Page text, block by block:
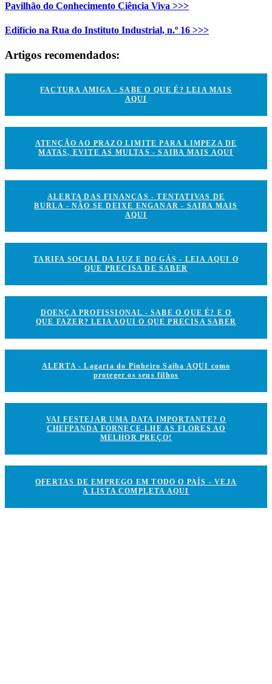
Pavilhão do Conhecimento Ciência Viva >>>
Edifício na Rua do Instituto Industrial, n.º 16 >>>
Artigos recomendados:
FACTURA AMIGA - SABE O QUE É? LEIA MAIS
AQUI
ATENÇÃO AO PRAZO LIMITE PARA LIMPEZA DE
MATAS, EVITE AS MULTAS - SAIBA MAIS AQUI
ALERTA DAS FINANÇAS - TENTATIVAS DE
BURLA - NÃO SE DEIXE ENGANAR - SAIBA MAIS
AQUI
TARIFA SOCIAL DA LUZ E DO GÁS - LEIA AQUI O
QUE PRECISA DE SABER
DOENÇA PROFISSIONAL - SABE O QUE É? E O
QUE FAZER? LEIA AQUI O QUE PRECISA SABER
ALERTA - Lagarta do Pinheiro Saiba AQUI como
proteger os seus filhos
VAI FESTEJAR UMA DATA IMPORTANTE? O
CHEFPANDA FORNECE-LHE AS FLORES AO
MELHOR PREÇO!
OFERTAS DE EMPREGO EM TODO O PAÍS - VEJA
A LISTA COMPLETA AQUI